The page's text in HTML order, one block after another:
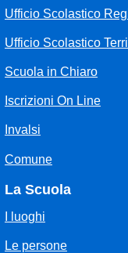
Ufficio Scolastico
Ufficio Scolastico
Scuola in Chiaro
Iscrizioni On Line
Invalsi
Comune
La Scuola
I luoghi
Le persone